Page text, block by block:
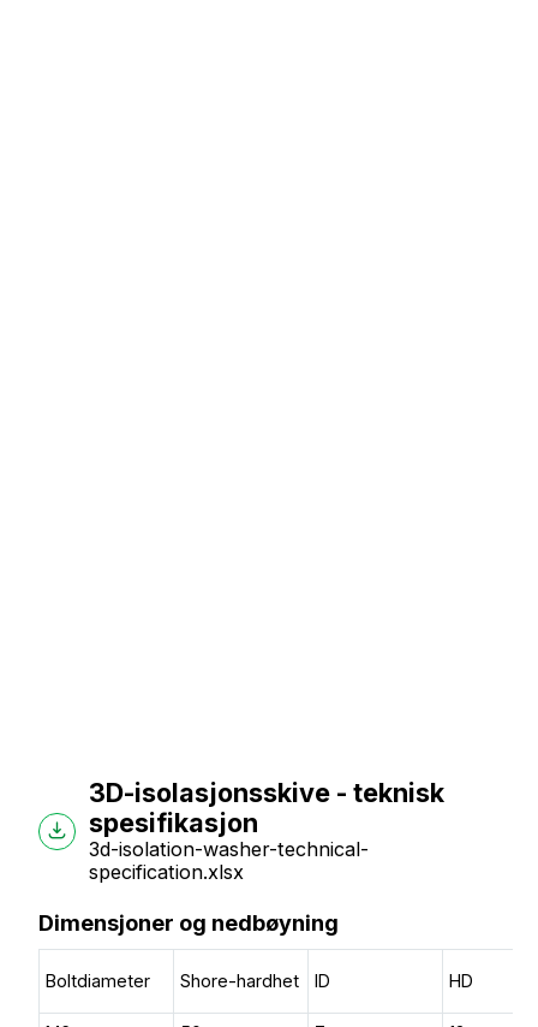
3D-isolasjonsskive - teknisk
spesifikasjon
3d-isolation-washer-technical-
specification.xlsx
Dimensjoner og nedbøyning
Boltdiameter Shore-hardhet ID HD